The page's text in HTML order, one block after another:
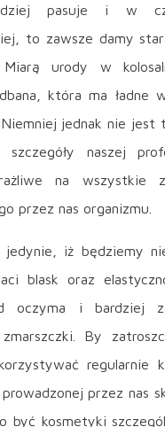
pasuje i w
to zawsze damy
Miarą urody w
która ma ładne
jednak nie jest
naszej
na wszystkie
przez nas organizmu.
jedynie, iż będziemy
blask oraz
oczyma i bardziej
By
regularnie
przez nas
być kosmetyki